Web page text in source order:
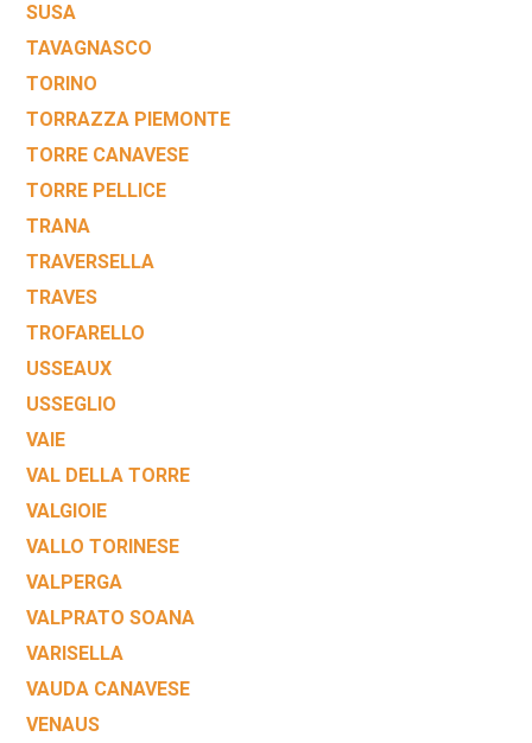
SUSA
TAVAGNASCO
TORINO
TORRAZZA PIEMONTE
TORRE CANAVESE
TORRE PELLICE
TRANA
TRAVERSELLA
TRAVES
TROFARELLO
USSEAUX
USSEGLIO
VAIE
VAL DELLA TORRE
VALGIOIE
VALLO TORINESE
VALPERGA
VALPRATO SOANA
VARISELLA
VAUDA CANAVESE
VENAUS